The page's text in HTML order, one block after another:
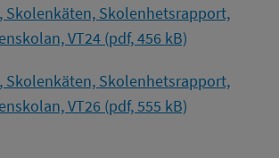
Skolenkäten, Skolenhetsrapport,
VT24 (pdf, 456 kB)
Skolenkäten, Skolenhetsrapport,
VT26 (pdf, 555 kB)